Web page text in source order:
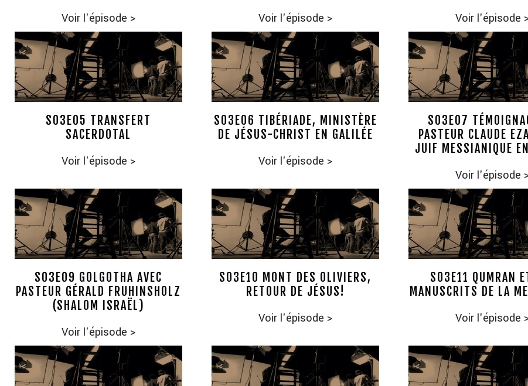
Voir l'épisode > Voir l'épisode > Voir l'épisode
S03E05 TRANSFERT
SACERDOTAL
Voir l'épisode >
S03E06 TIBÉRIADE, MINISTÈRE
DE JÉSUS-CHRIST EN GALILÉE
Voir l'épisode >
S03E07
PASTEUR CLAUDE
JUIF MESSIANIQUE
Voir l'épisode
S03E09 GOLGOTHA AVEC
PASTEUR GÉRALD FRUHINSHOLZ
(SHALOM ISRAËL)
Voir l'épisode >
S03E10 MONT DES OLIVIERS,
RETOUR DE JÉSUS!
Voir l'épisode >
S03E11 QUMRAN
MANUSCRITS DE LA
Voir l'épisode